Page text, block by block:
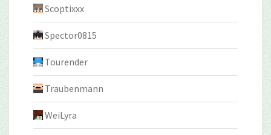
Scoptixxx
Spector0815
Tourender
Traubenmann
WeiLyra